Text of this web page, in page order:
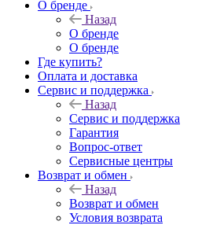
О бренде
Назад
О бренде
О бренде
Где купить?
Оплата и доставка
Сервис и поддержка
Назад
Сервис и поддержка
Гарантия
Вопрос-ответ
Сервисные центры
Возврат и обмен
Назад
Возврат и обмен
Условия возврата